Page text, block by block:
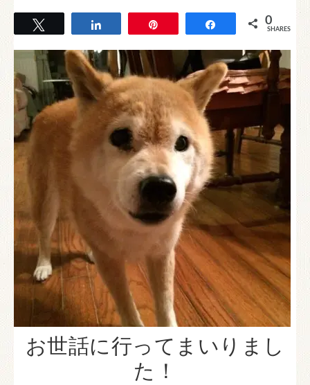
Share 0
SHARES
お世話に行ってまいりまし
た！